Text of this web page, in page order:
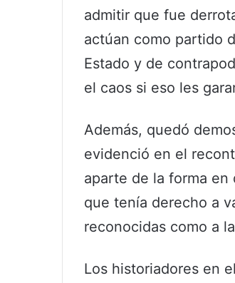
admitir que fue
actúan como partido
Estado y de
el caos si eso les
Además, quedó
evidenció en el
aparte de la forma
que tenía derecho a
reconocidas como a
Los historiadores en